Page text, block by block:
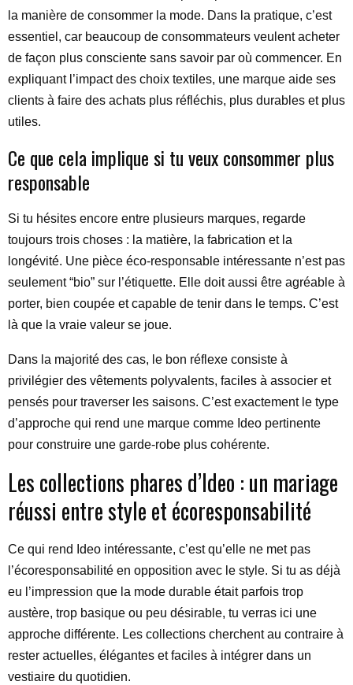
la manière de consommer la mode. Dans la pratique, c’est
essentiel, car beaucoup de consommateurs veulent acheter
de façon plus consciente sans savoir par où commencer. En
expliquant l’impact des choix textiles, une marque aide ses
clients à faire des achats plus réfléchis, plus durables et plus
utiles.
Ce que cela implique si tu veux consommer plus
responsable
Si tu hésites encore entre plusieurs marques, regarde
toujours trois choses : la matière, la fabrication et la
longévité. Une pièce éco-responsable intéressante n’est pas
seulement “bio” sur l’étiquette. Elle doit aussi être agréable à
porter, bien coupée et capable de tenir dans le temps. C’est
là que la vraie valeur se joue.
Dans la majorité des cas, le bon réflexe consiste à
privilégier des vêtements polyvalents, faciles à associer et
pensés pour traverser les saisons. C’est exactement le type
d’approche qui rend une marque comme Ideo pertinente
pour construire une garde-robe plus cohérente.
Les collections phares d’Ideo : un mariage
réussi entre style et écoresponsabilité
Ce qui rend Ideo intéressante, c’est qu’elle ne met pas
l’écoresponsabilité en opposition avec le style. Si tu as déjà
eu l’impression que la mode durable était parfois trop
austère, trop basique ou peu désirable, tu verras ici une
approche différente. Les collections cherchent au contraire à
rester actuelles, élégantes et faciles à intégrer dans un
vestiaire du quotidien.